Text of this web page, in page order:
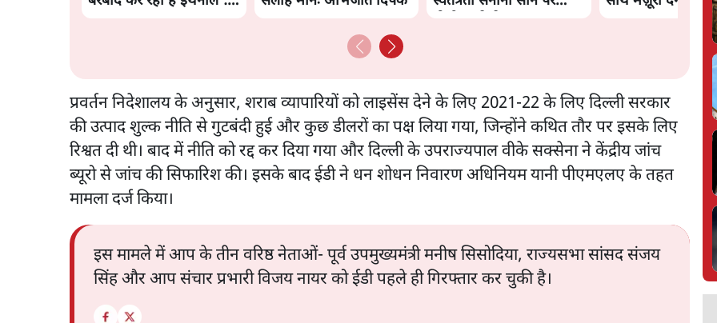
प्रवर्तन निदेशालय के अनुसार, शराब व्यापारियों को लाइसेंस देने के लिए 2021-22 के लिए दिल्ली सरकार
की उत्पाद शुल्क नीति से गुटबंदी हुई और कुछ डीलरों का पक्ष लिया गया, जिन्होंने कथित तौर पर इसके लिए
रिश्वत दी थी। बाद में नीति को रद्द कर दिया गया और दिल्ली के उपराज्यपाल वीके सक्सेना ने केंद्रीय जांच
ब्यूरो से जांच की सिफारिश की। इसके बाद ईडी ने धन शोधन निवारण अधिनियम यानी पीएमएलए के तहत
मामला दर्ज किया।
इस मामले में आप के तीन वरिष्ठ नेताओं- पूर्व उपमुख्यमंत्री मनीष सिसोदिया, राज्यसभा सांसद संजय
सिंह और आप संचार प्रभारी विजय नायर को ईडी पहले ही गिरफ्तार कर चुकी है।